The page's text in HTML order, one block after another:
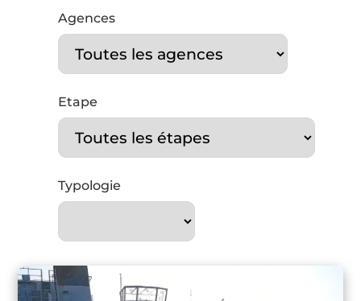
Agences
Etape
Typologie